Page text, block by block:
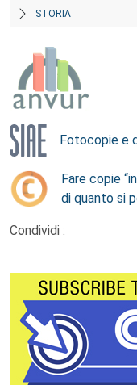
STORIA
Fotocopie e
Fare copie
di quanto si
Condividi :